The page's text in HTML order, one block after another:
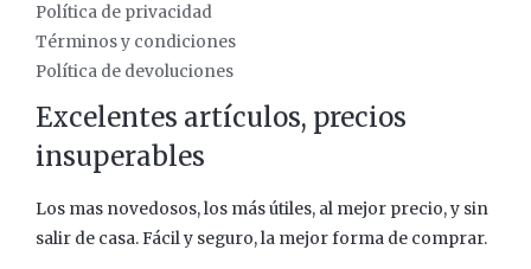
Política de privacidad
Términos y condiciones
Política de devoluciones
Excelentes artículos, precios
insuperables
Los mas novedosos, los más útiles, al mejor precio, y sin
salir de casa. Fácil y seguro, la mejor forma de comprar.